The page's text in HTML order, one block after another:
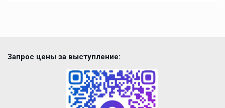
Запрос цены за выступление: